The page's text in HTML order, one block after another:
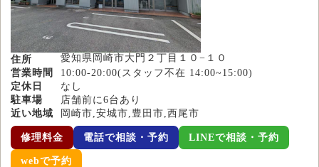
住所
愛知県岡崎市大門２丁目１０−１０
営業時間
10:00-20:00(スタッフ不在 14:00~15:00)
定休日
なし
駐車場
店舗前に6台あり
近い地域
岡崎市,安城市,豊田市,西尾市
修理料金 電話で相談・予約 LINEで相談・予約
webで予約